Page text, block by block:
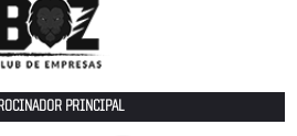
PRINCIPAL